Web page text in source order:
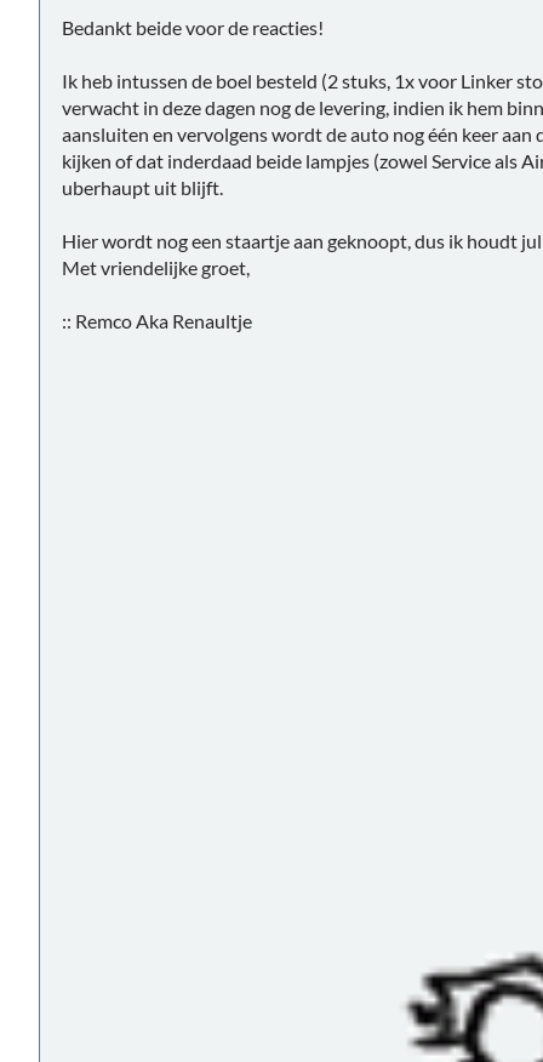
Bedankt beide voor de reacties!
Ik heb intussen de boel besteld (2 stuks, 1x voor Linker
verwacht in deze dagen nog de levering, indien ik hem
aansluiten en vervolgens wordt de auto nog één keer aan
kijken of dat inderdaad beide lampjes (zowel Service als
uberhaupt uit blijft.
Hier wordt nog een staartje aan geknoopt, dus ik houdt
Met vriendelijke groet,
:: Remco Aka Renaultje